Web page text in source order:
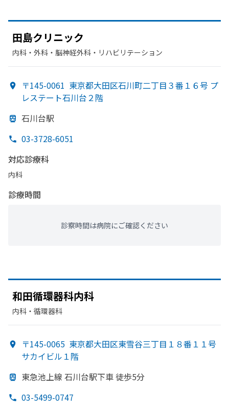
田島クリニック
内科・​外科・​脳神経外科・​リハビリテーション
〒145-0061 東京都大田区石川町二丁目３番１６号 プ
レステート石川台２階
石川台駅
03-3728-6051
対応診療科
内科
診療時間
診察時間は病院にご確認ください
和田循環器科内科
内科・​循環器科
〒145-0065 東京都大田区東雪谷三丁目１８番１１号
サカイビル１階
東急池上線 石川台駅下車 徒歩5分
03-5499-0747